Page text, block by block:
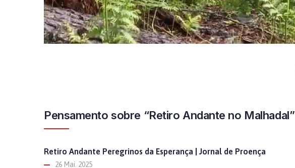
Pensamento sobre “Retiro Andante no Malhadal”
Retiro Andante Peregrinos da Esperança | Jornal de Proença
26 Mai. 2025